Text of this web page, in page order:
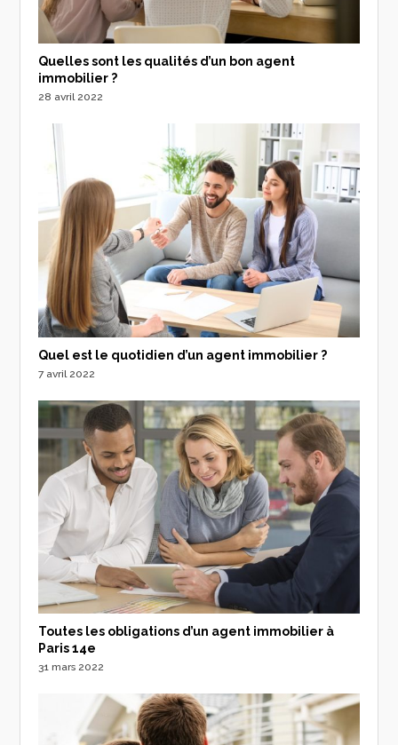
Quelles sont les qualités d’un bon agent
immobilier ?
28 avril 2022
Quel est le quotidien d’un agent immobilier ?
7 avril 2022
Toutes les obligations d’un agent immobilier à
Paris 14e
31 mars 2022